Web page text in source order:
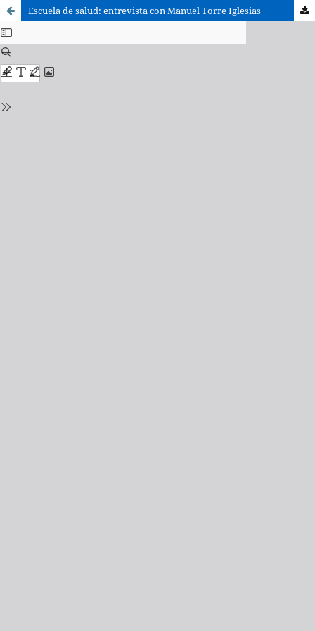
Escuela de salud: entrevista con Manuel Torre Iglesias